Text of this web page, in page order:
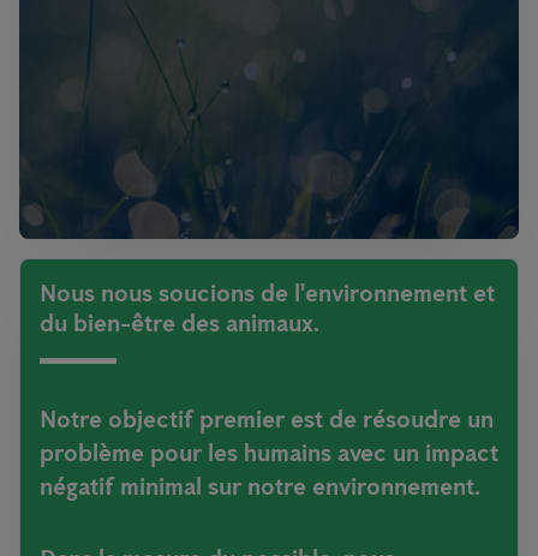
Nous nous soucions de l'environnement et
du bien-être des animaux.
Notre objectif premier est de résoudre un
problème pour les humains avec un impact
négatif minimal sur notre environnement.